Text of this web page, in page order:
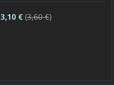
3,10 €(3,60 €)